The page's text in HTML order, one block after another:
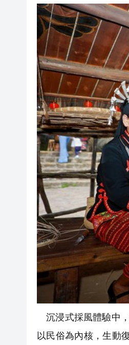
沉浸式採風體驗中，
以民俗為內核，生動